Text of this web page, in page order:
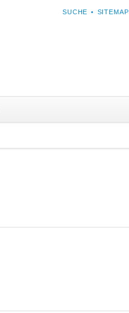
NAVIGATION
SUCHE SITEMAP
überspringen